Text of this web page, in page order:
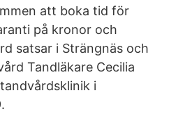
att boka tid för
på kronor och
satsar i Strängnäs och
Tandläkare Cecilia
i